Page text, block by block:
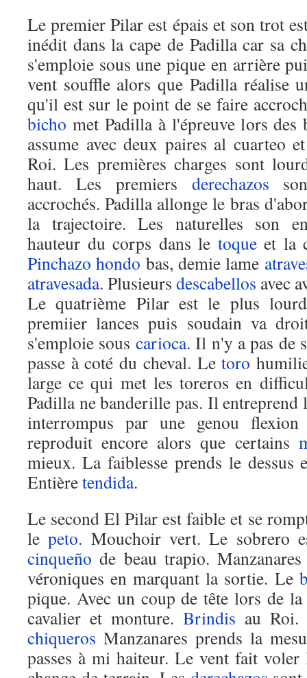
Le premier Pilar est épais et son trot
inédit dans la cape de Padilla car sa
s'emploie sous une pique en arrière
vent souffle alors que Padilla réalise
qu'il est sur le point de se faire
bicho met Padilla à l'épreuve lors
assume avec deux paires al cuarteo
Roi. Les premières charges sont
haut. Les premiers derechazos
accrochés. Padilla allonge le bras
la trajectoire. Les naturelles son
hauteur du corps dans le toqueet la
Pinchazo hondo bas, demie lame
atravesada. Plusieurs descabellos avec
Le quatrième Pilar est le plus
premiier lances puis soudain va
s'emploie sous carioca. Il n'y a pas de
passe à coté du cheval. Letoro
large ce qui met les toreros en
Padilla ne banderille pas. Il
interrompus par une genou
reproduit encore alors que certains
mieux. La faiblesse prends le
Entièretendida.
Le second El Pilar est faible et se
lepeto. Mouchoir vert. Le sobrero
cinqueño de beau trapio.
véroniques en marquant la sortie. Le
pique. Avec un coup de tête lors de
cavalier et monture. Brindis au Roi.
chiqueros Manzanares prends la
passes à mi haiteur. Le vent fait